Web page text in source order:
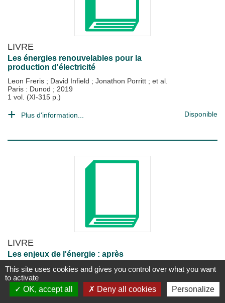
LIVRE
Les énergies renouvelables pour la
production d'électricité
Leon Freris ; David Infield ; Jonathon Porritt ; et al.
Paris : Dunod ; 2019
1 vol. (XI-315 p.)
Plus d'information... Disponible
LIVRE
Les enjeux de l'énergie : après
Estelle Iacona
Paris : Dunod
2012
1 vol. (225 p.)
This site uses cookies and gives you control over what you want
to activate
OK, accept all
Deny all cookies Personalize